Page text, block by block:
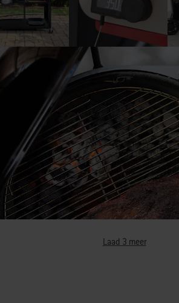
Laad 3 meer